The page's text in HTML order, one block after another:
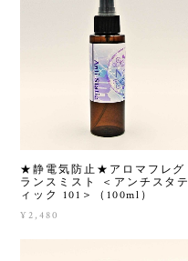
★静電気防止★アロマフレグ
ランスミスト ＜アンチスタテ
ィック 101＞（100ml）
¥2,480